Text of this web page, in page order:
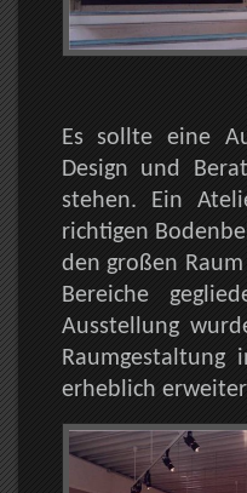
Es sollte eine
Design und
stehen. Ein
richtigen
den großen
Bereiche
Ausstellung
erheblich